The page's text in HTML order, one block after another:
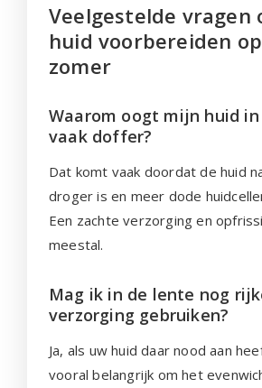
Veelgestelde vragen
huid voorbereiden
zomer
Waarom oogt mijn huid
vaak doffer?
Dat komt vaak doordat de huid
droger is en meer dode
Een zachte verzorging en
meestal.
Mag ik in de lente nog
verzorging gebruiken?
Ja, als uw huid daar nood aan
vooral belangrijk om het